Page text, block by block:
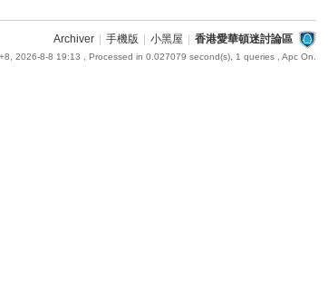
Archiver 手機版 小黑屋 香港愛華頓迷討論區
2026-8-8 19:13 , Processed in 0.027079 second(s), 1 queries , Apc On.